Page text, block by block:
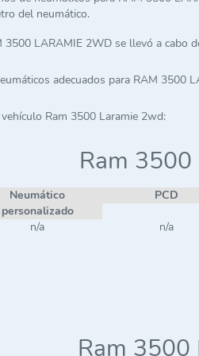
del neumático.
LARAMIE 2WD se llevó a cabo
adecuados para RAM 3500
Ram 3500 Laramie 2wd:
Ram
Neumático
personalizado
PCD
n/a n/a
Ram